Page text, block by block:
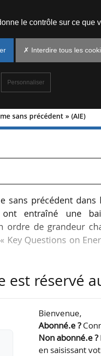
sans précédent » (AIE)
à un
sans précédent dans
ont entraîné une
ordre de grandeur
Key Questions on
des data centers est
notamment car
puces et
est réservé
Bienvenue,
Abonné.e ?
Non abonné.e ?
en saisissant
le contrôle sur ce que
✗ Interdire tous les
Personnaliser